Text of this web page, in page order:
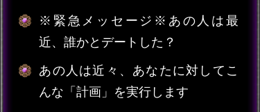
※緊急メッセージ※あの人は最
近、誰かとデートした？
あの人は近々、あなたに対してこ
んな「計画」を実行します